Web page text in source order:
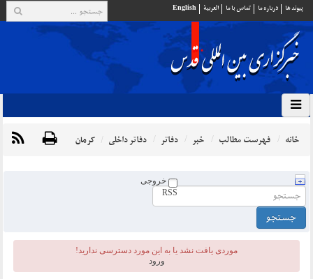
پيوند ها درباره ما تماس با ما العربية English
خانه فهرست مطالب خبر دفاتر دفاتر داخلی کرمان
خروجی
RSS
موردی يافت نشد یا به این مورد دسترسی ندارید!
ورود